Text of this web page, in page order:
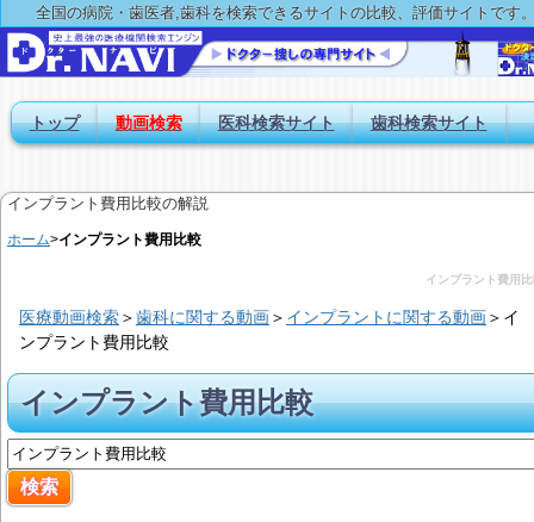
全国の病院・歯医者,歯科を検索できるサイトの比較、評価サイトです
トップ 動画検索 医科検索サイト 歯科検索サイト
インプラント費用比較の解説
ホーム>インプラント費用比較
インプラント費用
医療動画検索＞歯科に関する動画＞ インプラントに関する動画＞ イ
ンプラント費用比較
インプラント費用比較